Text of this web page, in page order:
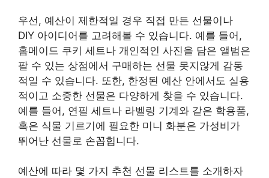
우선, 예산이 제한적일 경우 직접 만든 선물이나
DIY 아이디어를 고려해볼 수 있습니다. 예를 들어,
홈메이드 쿠키 세트나 개인적인 사진을 담은 앨범은
팔 수 있는 상점에서 구매하는 선물 못지않게 감동
적일 수 있습니다. 또한, 한정된 예산 안에서도 실용
적이고 소중한 선물은 다양하게 찾을 수 있습니다.
예를 들어, 연필 세트나 라벨링 기계와 같은 학용품,
혹은 식물 기르기에 필요한 미니 화분은 가성비가
뛰어난 선물로 손꼽힙니다.
예산에 따라 몇 가지 추천 선물 리스트를 소개하자